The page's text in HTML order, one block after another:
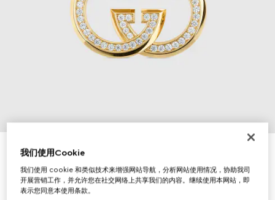
Gucci Interlocking系列水晶胸针
€ 390
相关款式金色调黄铜
我们使用Cookie
我们使用 cookie 和类似技术来增强网站导航，分析网站使用情况，协助我司
开展营销工作，并允许您在社交网络上共享我们的内容。继续使用本网站，即
表示您同意本使用条款。